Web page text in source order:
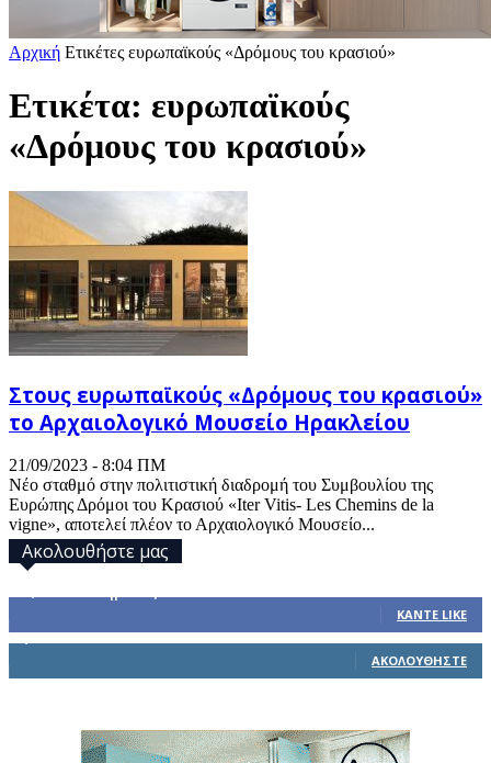
Αρχική Ετικέτες ευρωπαϊκούς «Δρόμους του κρασιού»
Ετικέτα: ευρωπαϊκούς
«Δρόμους του κρασιού»
Στους ευρωπαϊκούς «Δρόμους του κρασιού»
το Αρχαιολογικό Μουσείο Ηρακλείου
21/09/2023 - 8:04 ΠΜ
Νέο σταθμό στην πολιτιστική διαδρομή του Συμβουλίου της
Ευρώπης Δρόμοι του Κρασιού «Iter Vitis- Les Chemins de la
vigne», αποτελεί πλέον το Αρχαιολογικό Μουσείο...
Ακολουθήστε μας
ΚΆΝΤΕ LIKE
ΑΚΟΛΟΥΘΉΣΤΕ